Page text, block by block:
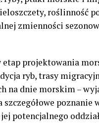
roślinność
zmienności
projektowania
ryb, trasy
na dnie morskim –
potencjalnego